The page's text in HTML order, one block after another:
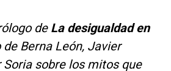
deLa desigualdad en
de Berna León, Javier
Soria sobre los mitos que